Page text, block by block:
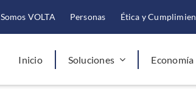
Somos VOLTA Personas Ética y
Inicio Soluciones